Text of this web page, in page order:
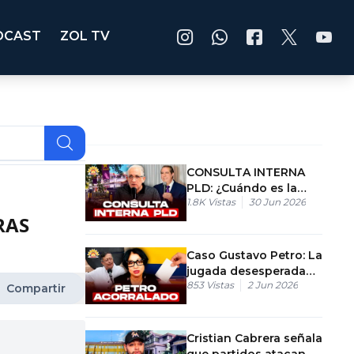
ZOL TV
Compartir
CONSULTA INTERNA
PLD: ¿Cuándo es la
entrevista a Francisco
1.8K Vistas 30 Jun 2026
Caso Gustavo Petro: La
jugada desesperada
para retener el poder.
853 Vistas 2 Jun 2026
Cristian Cabrera señala